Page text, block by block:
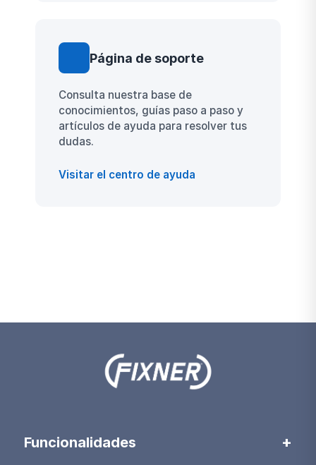
Página de soporte
Consulta nuestra base de
conocimientos, guías paso a paso y
artículos de ayuda para resolver tus
dudas.
Visitar el centro de ayuda
Funcionalidades